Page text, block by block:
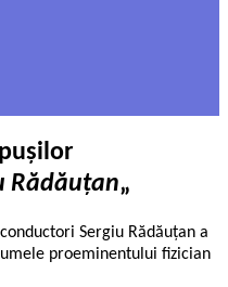
Rădăuțan„
Sergiu Rădăuțan a
proeminentului fizician